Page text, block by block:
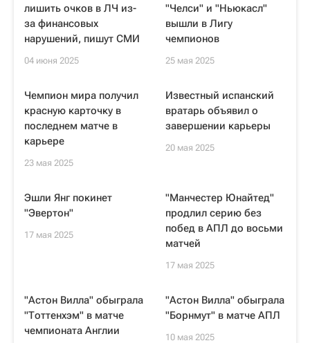
лишить очков в ЛЧ из-
за финансовых
нарушений, пишут СМИ
04 июня 2025
"Челси" и "Ньюкасл"
вышли в Лигу
чемпионов
25 мая 2025
Чемпион мира получил
красную карточку в
последнем матче в
карьере
23 мая 2025
Известный испанский
вратарь объявил о
завершении карьеры
20 мая 2025
Эшли Янг покинет
"Эвертон"
17 мая 2025
"Манчестер Юнайтед"
продлил серию без
побед в АПЛ до восьми
матчей
17 мая 2025
"Астон Вилла" обыграла
"Тоттенхэм" в матче
чемпионата Англии
"Астон Вилла" обыграла
"Борнмут" в матче АПЛ
10 мая 2025